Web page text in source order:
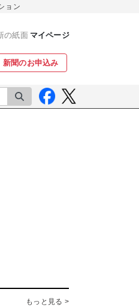
ョン
の紙面 マイページ
新聞のお申込み
検索
もっと見る >